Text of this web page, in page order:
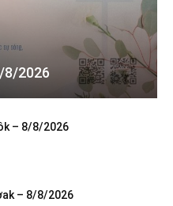
8/2026
– 8/8/2026
– 8/8/2026